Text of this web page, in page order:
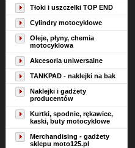
Tłoki i uszczelki TOP END
Cylindry motocyklowe
Oleje, płyny, chemia
motocyklowa
Akcesoria uniwersalne
TANKPAD - naklejki na bak
Naklejki i gadżety
producentów
Kurtki, spodnie, rękawice,
kaski, buty motocyklowe
Merchandising - gadżety
sklepu moto125.pl